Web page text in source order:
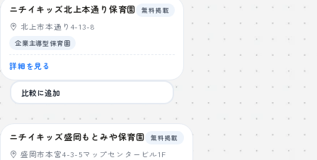
ニチイキッズ北上本通り保育園 無料掲載
北上市本通り4-13-8
企業主導型保育園
詳細を見る
比較に追加
ニチイキッズ盛岡もとみや保育園 無料掲載
盛岡市本宮4-3-5マップセンタービル1F